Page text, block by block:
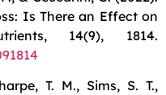
Is There an Effect on
14(9), 1814.
T. M., Sims, S. T.,